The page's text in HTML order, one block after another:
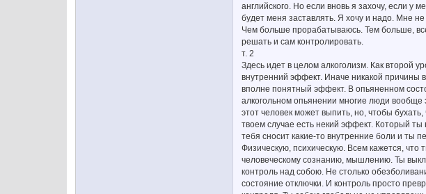
английского. Но если вновь я захочу, если у
будет меня заставлять. Я хочу и надо. Мне
Чем больше прорабатываюсь. Тем больше,
решать и сам контролировать.
т. 2
Здесь идет в целом алкоголизм. Как второй
внутренний эффект. Иначе никакой причины
вполне понятный эффект. В опьяненном
алкогольном опьянении многие люди вообще
этот человек может выпить, но, чтобы
твоем случае есть некий эффект. Который
тебя сносит какие-то внутренние боли и ты
Физическую, психическую. Всем кажется,
человеческому сознанию, мышлению. Ты
контроль над собою. Не столько
состояние отключки. И контроль просто